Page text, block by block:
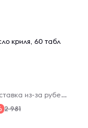
криля, 60 табл
Virelle - доставка из-за рубежа
2 981